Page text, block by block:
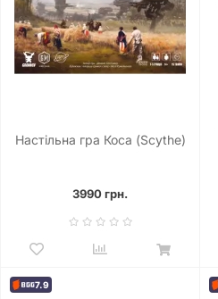
Настільна гра Коса (Scythe)
3990 грн.
7.9